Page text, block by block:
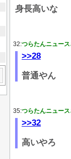
身長高いな
32:つらたんニュー
>>28
普通やん
35:つらたんニュー
>>32
高いやろ